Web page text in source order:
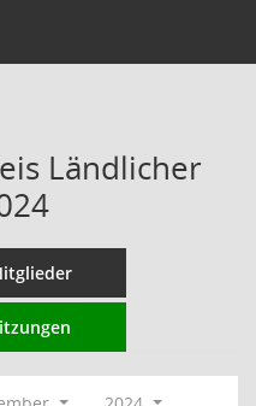
Ländlicher